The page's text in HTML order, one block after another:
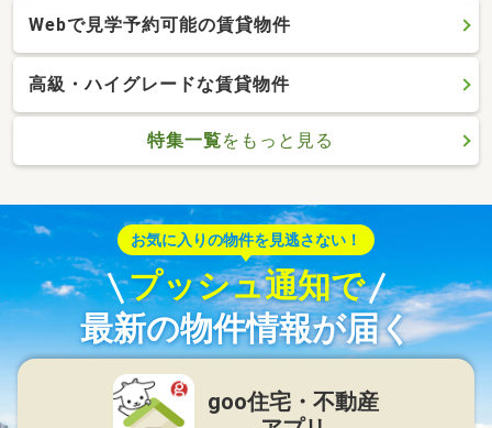
Webで見学予約可能の賃貸物件
高級・ハイグレードな賃貸物件
特集一覧をもっと見る
お気に入りの物件を見逃さない！
プッシュ通知で
最新の物件情報が届く
goo住宅・不動産